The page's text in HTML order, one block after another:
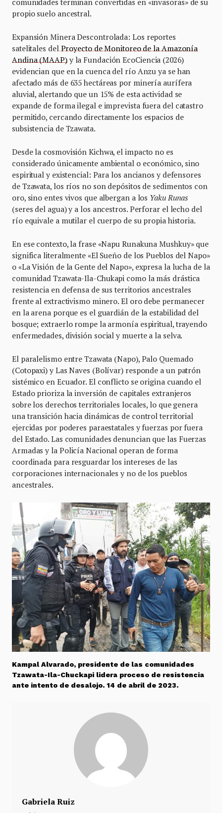
comunidades terminan convertidas en «invasoras» de su
propio suelo ancestral.
Expansión Minera Descontrolada: Los reportes
satelitales delProyecto de Monitoreo de la Amazonía
Andina (MAAP)y la Fundación EcoCiencia (2026)
evidencian que en la cuenca del río Anzu ya se han
afectado más de 635 hectáreas por minería aurífera
aluvial, alertando que un 15% de esta actividad se
expande de forma ilegal e imprevista fuera del catastro
permitido, cercando directamente los espacios de
subsistencia de Tzawata.
Desde la cosmovisión Kichwa, el impacto no es
considerado únicamente ambiental o económico, sino
espiritual y existencial: Para los ancianos y defensores
de Tzawata, los ríos no son depósitos de sedimentos con
oro, sino entes vivos que albergan a los Yaku Runas
(seres del agua) y a los ancestros. Perforar el lecho del
río equivale a mutilar el cuerpo de su propia historia.
En ese contexto, la frase «Napu Runakuna Mushkuy» que
significa literalmente «El Sueño de los Pueblos del Napo»
o «La Visión de la Gente del Napo», expresa la lucha de la
comunidad Tzawata-Ila-Chukapi como la más drástica
resistencia en defensa de sus territorios ancestrales
frente al extractivismo minero. El oro debe permanecer
en la arena porque es el guardián de la estabilidad del
bosque; extraerlo rompe la armonía espiritual, trayendo
enfermedades, división social y muerte a la selva.
El paralelismo entre Tzawata (Napo), Palo Quemado
(Cotopaxi) y Las Naves (Bolívar) responde a un patrón
sistémico en Ecuador. El conflicto se origina cuando el
Estado prioriza la inversión de capitales extranjeros
sobre los derechos territoriales locales, lo que genera
una transición hacia dinámicas de control territorial
ejercidas por poderes paraestatales y fuerzas por fuera
del Estado. Las comunidades denuncian que las Fuerzas
Armadas y la Policía Nacional operan de forma
coordinada para resguardar los intereses de las
corporaciones internacionales y no de los pueblos
ancestrales.
Kampal Alvarado, presidente de las comunidades
Tzawata-Ila-Chuckapi lidera proceso de resistencia
ante intento de desalojo. 14 de abril de 2023.
Gabriela Ruiz